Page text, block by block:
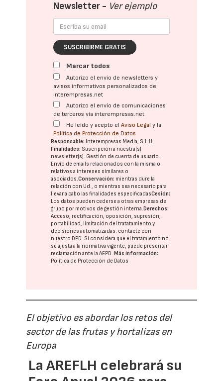
Newsletter - Ver ejemplo
SUSCRIBIRME GRATIS
Marcar todos
Autorizo el envío de newsletters y
avisos informativos personalizados de
interempresas.net
Autorizo el envío de comunicaciones
de terceros vía interempresas.net
He leído y acepto elAviso Legal y la
Política de Protección de Datos
Responsable: Interempresas Media, S.L.U.
Finalidades: Suscripción a nuestra(s)
newsletter(s). Gestión de cuenta de usuario.
Envío de emails relacionados con la misma o
relativos a intereses similares o
asociados.Conservación: mientras dure la
relación con Ud., o mientras sea necesario para
llevar a cabo las finalidades especificadasCesión:
Los datos pueden cederse a otras empresas del
grupo por motivos de gestión interna. Derechos:
Acceso, rectificación, oposición, supresión,
portabilidad, limitación del tratatamiento y
decisiones automatizadas: contacte con
nuestro DPD. Si considera que el tratamiento no
se ajusta a la normativa vigente, puede presentar
reclamación ante laAEPD. Más información:
Política de Protección de Datos
El objetivo es abordar los retos del
sector de las frutas y hortalizas en
Europa
La AREFLH celebrará su